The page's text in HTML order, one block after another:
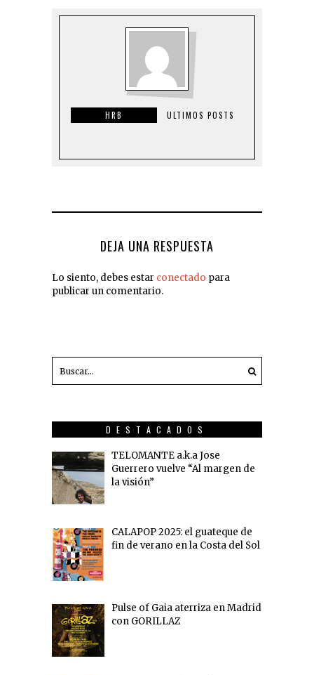
HRB ULTIMOS POSTS
DEJA UNA RESPUESTA
Lo siento, debes estar conectado para
publicar un comentario.
DESTACADOS
TELOMANTE a.k.a Jose
Guerrero vuelve “Al margen de
la visión”
CALAPOP 2025: el guateque de
fin de verano en la Costa del Sol
Pulse of Gaia aterriza en Madrid
con GORILLAZ